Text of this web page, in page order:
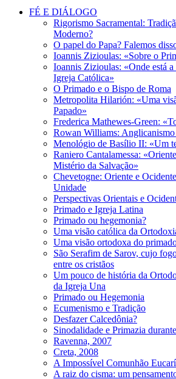
FÉ E DIÁLOGO
Rigorismo Sacramental:
Moderno?
O papel do Papa? Falemos
Ioannis Zizioulas: «Sobre o
Ioannis Zizioulas: «Onde está a
Igreja Católica»
O Primado e o Bispo de Roma
Metropolita Hilarión: «Uma
Papado»
Frederica Mathewes-Green:
Rowan Williams:
Menológio de Basílio II: «Um
Raniero Cantalamessa:
Mistério da Salvação»
Chevetogne: Oriente e
Unidade
Perspectivas Orientais e
Primado e Igreja Latina
Primado ou hegemonia?
Uma visão católica da
Uma visão ortodoxa do
São Serafim de Sarov, cujo
entre os cristãos
Um pouco de história da
da Igreja Una
Primado ou Hegemonia
Ecumenismo e Tradição
Desfazer Calcedônia?
Sinodalidade e Primazia
Ravenna, 2007
Creta, 2008
A Impossível Comunhão
A raiz do cisma: um